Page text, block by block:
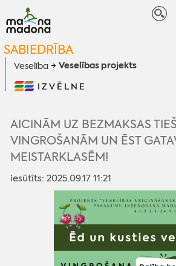
SABIEDRĪBA
Veselība Veselības projekts
IZVĒLNE
AICINĀM UZ BEZMAKSAS
VINGROŠANĀM UN ĒST
MEISTARKLASĒM!
iesūtīts: 2025.09.17 11:21